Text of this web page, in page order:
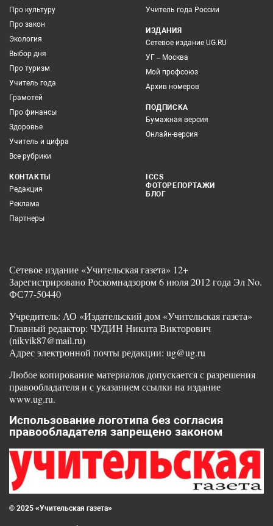
Про культуру
Про закон
Экология
Выбор дня
Про туризм
Учитель года
Грамотей
Про финансы
Здоровье
Учитель и цифра
Все рубрики
Учитель года России
ИЗДАНИЯ
Сетевое издание UG.RU
УГ – Москва
Мой профсоюз
Архив номеров
ПОДПИСКА
Бумажная версия
Онлайн-версия
КОНТАКТЫ
Редакция
Реклама
Партнеры
ICCS
ФОТОРЕПОРТАЖИ
БЛОГ
Сетевое издание «Учительская газета» 12+
Зарегистрировано Роскомнадзором 6 июля 2012 года Эл No.
ФС77-50440
Учредитель: АО «Издательский дом «Учительская газета»
Главный редактор: ЧУДИН Никита Викторович
(nikvik87@mail.ru)
Адрес электронной почты редакции: ug@ug.ru
Любое копирование материалов допускается с разрешения
правообладателя и с указанием ссылки на издание
www.ug.ru.
Использование логотипа без согласия
правообладателя запрещено законом
© 2025 «Учительская газета»